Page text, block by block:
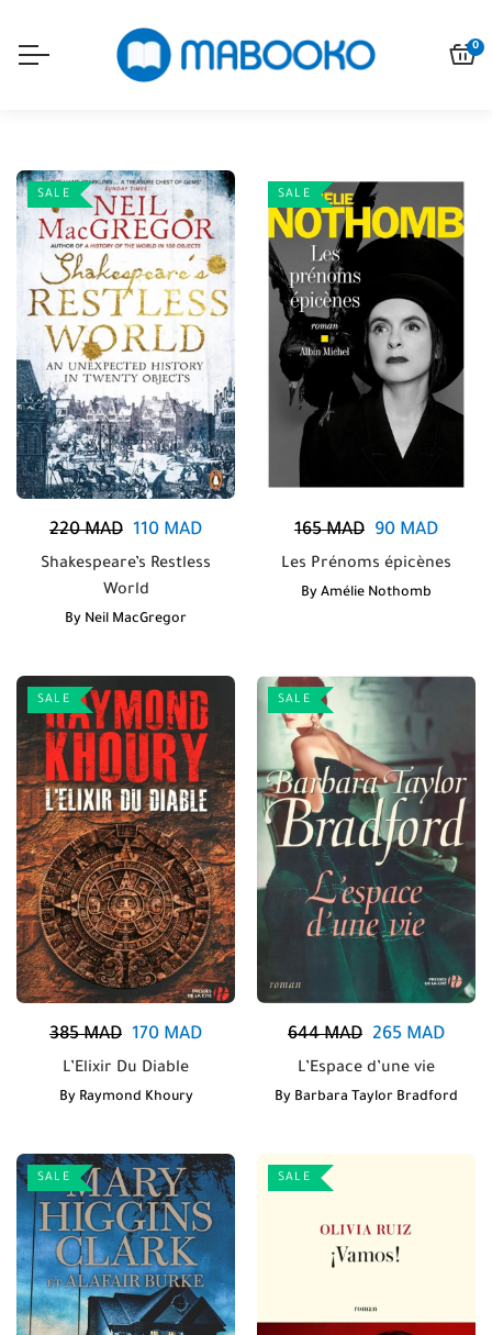
0
SALE
220MAD 110 MAD
Shakespeare’s Restless
World
By Neil MacGregor
SALE
165MAD 90 MAD
Les Prénoms épicènes
By Amélie Nothomb
SALE
385MAD 170 MAD
L’Elixir Du Diable
By Raymond Khoury
SALE
644MAD 265 MAD
L’Espace d’une vie
By Barbara Taylor Bradford
SALE SALE